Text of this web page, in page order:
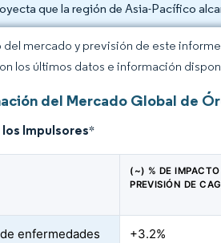
que la región de Asia-Pacífico
del mercado y previsión de este
los últimos datos e información
del Mercado Global de
Impulsores*
(~) % DE
PREVISIÓN DE
enfermedades
+3.2%